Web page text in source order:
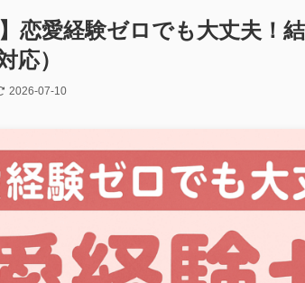
】恋愛経験ゼロでも大丈夫！
応）
2026-07-10